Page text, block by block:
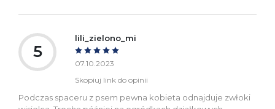
5
lili_zielono_mi
07.10.2023
Skopiuj link do opinii
Podczas spaceru z psem pewna kobieta odnajduje zwłoki